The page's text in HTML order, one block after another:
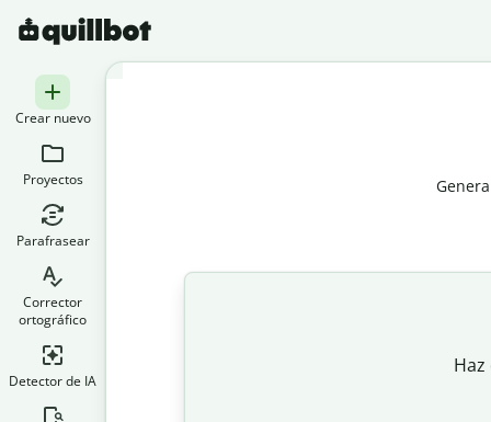
Crear nuevo
Proyectos
Parafrasear
Corrector
ortográfico
Detector de IA